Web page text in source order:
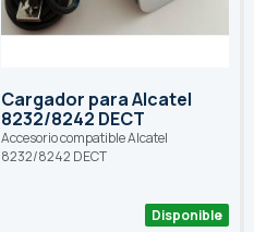
Cargador para Alcatel
8232/8242 DECT
Accesorio compatible Alcatel
8232/8242 DECT
Disponible